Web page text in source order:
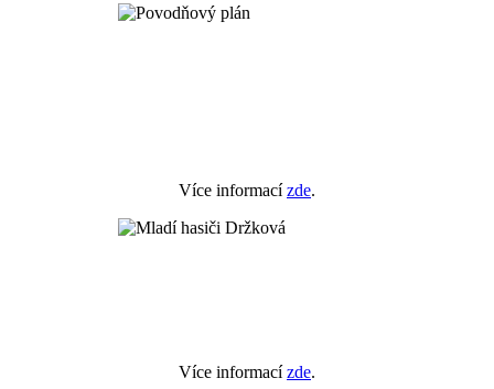
Více informacízde.
Více informacízde.